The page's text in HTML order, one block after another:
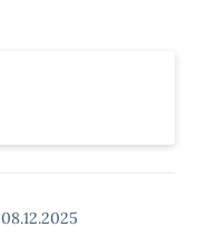
08.12.2025